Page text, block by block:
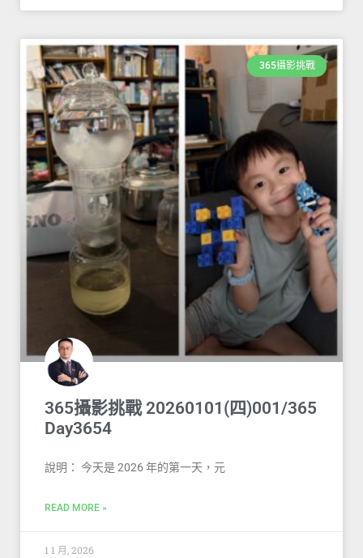
365攝影挑戰
365攝影挑戰 20260101(四)001/365
Day3654
說明： 今天是 2026 年的第一天，元
READ MORE »
1 1 月, 2026